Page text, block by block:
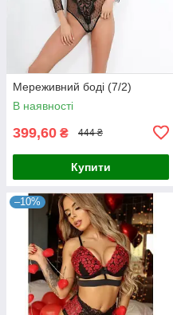
Мереживний боді (7/2)
В наявності
399,60 ₴ 444 ₴
Купити
–10%